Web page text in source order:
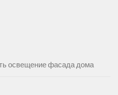
освещение фасада дома